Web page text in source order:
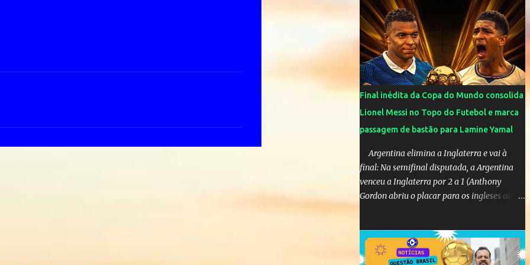
Hugo de Araújo Veículo: Equipe do Mané
Membro 02: Nome: Custódio Ricardo soares
Teixeira Veículo: Rádio ...
Final inédita da Copa do Mundo consolida
Lionel Messi no Topo do Futebol e marca
passagem de bastão para Lamine Yamal
Argentina elimina a Inglaterra e vai à
final: Na semifinal disputada, a Argentina
venceu a Inglaterra por 2 a 1 (Anthony
Gordon abriu o placar para os ingleses aos
nos acréscimos, com assistência de Messi). A
Argentina enfrentará a Espanha na final.